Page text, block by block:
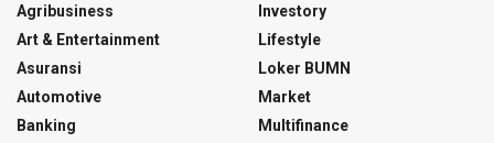
Agribusiness
Art & Entertainment
Asuransi
Automotive
Banking
Investory
Lifestyle
Loker BUMN
Market
Multifinance